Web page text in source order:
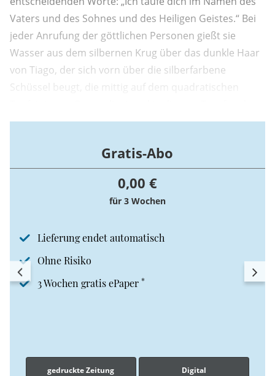
Vaters und des Sohnes und des Heiligen Geistes.“ Bei
jeder Anrufung der göttlichen Personen gießt sie
Wasser aus dem silbernen Krug über das dunkle Haar
von Tiago, der sich vorn über die silberfarbene
Schüssel beugt, die mittig auf dem quadratischen
frisch geweihten Osterwassers fallen. „Amen“,
die zum Teil aus Portugal ...Gratis-Abo
0,00 €
für 3 Wochen
Lieferung endet automatisch
Ohne Risiko
3 Wochen gratis ePaper *
gedruckte Zeitung Digital